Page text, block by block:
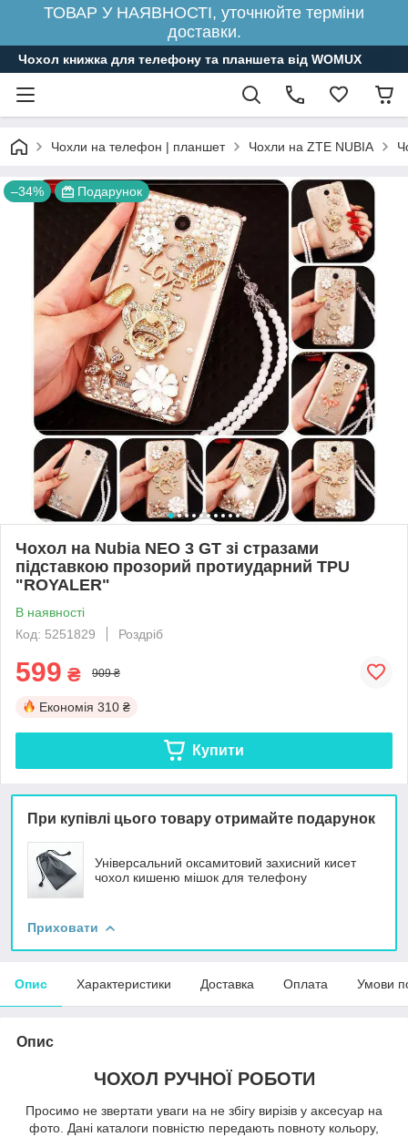
ТОВАР У НАЯВНОСТІ, уточнюйте терміни
доставки.
Чохол книжка для телефону та планшета від WOMUX
Чохли на телефон | планшет Чохли на ZTE NUBIA
–34% Подарунок
Чохол на Nubia NEO 3 GT зі стразами
підставкою прозорий протиударний TPU
"ROYALER"
В наявності
Код: 5251829
Роздріб
599 ₴ 909 ₴
Економія 310 ₴
Купити
При купівлі цього товару отримайте подарунок
Універсальний оксамитовий захисний кисет
чохол кишеню мішок для телефону
Приховати
Опис Характеристики Доставка Оплата Умови
Опис
ЧОХОЛ РУЧНОЇ РОБОТИ
Просимо не звертати уваги на не збігу вирізів у аксесуар на
фото. Дані каталоги повністю передають повноту кольору,